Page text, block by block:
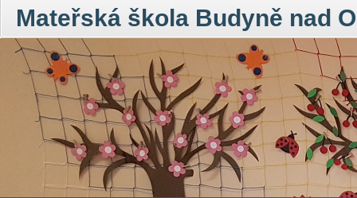
Mateřská škola Budyně nad